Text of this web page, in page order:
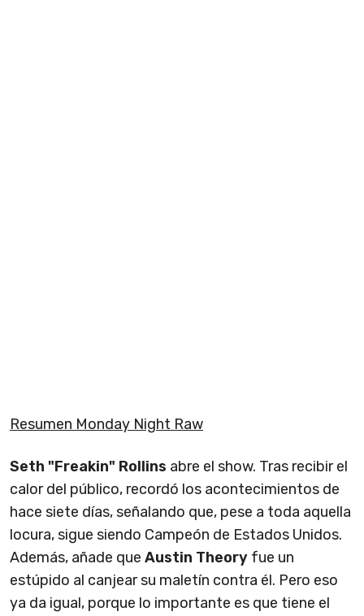
Resumen Monday Night Raw
Seth "Freakin" Rollins abre el show. Tras recibir el
calor del público, recordó los acontecimientos de
hace siete días, señalando que, pese a toda aquella
locura, sigue siendo Campeón de Estados Unidos.
Además, añade que Austin Theory fue un
estúpido al canjear su maletín contra él. Pero eso
ya da igual, porque lo importante es que tiene el